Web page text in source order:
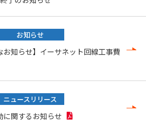
お知らせ
知らせ】イーサネット回線工事費
ニュースリリース
に関するお知らせ